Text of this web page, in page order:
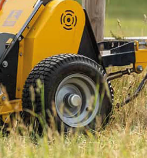
Passar till foderhäck 34-
Läs mer
3 704 kr
Inkl. moms
Ej i lager. För leveransdatum,
0511-242 50.
-